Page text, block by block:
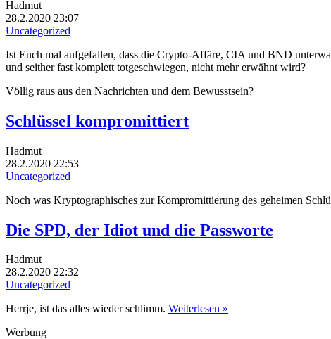
Hadmut
28.2.2020 23:07
Uncategorized
Ist Euch mal aufgefallen, dass die Crypto-Affäre, CIA und BND
und seither fast komplett totgeschwiegen, nicht mehr erwähnt wird?
Völlig raus aus den Nachrichten und dem Bewusstsein?
Schlüssel kompromittiert
Hadmut
28.2.2020 22:53
Uncategorized
Noch was Kryptographisches zur Kompromittierung des geheimen
Die SPD, der Idiot und die Passworte
Hadmut
28.2.2020 22:32
Uncategorized
Herrje, ist das alles wieder schlimm. Weiterlesen »
Werbung